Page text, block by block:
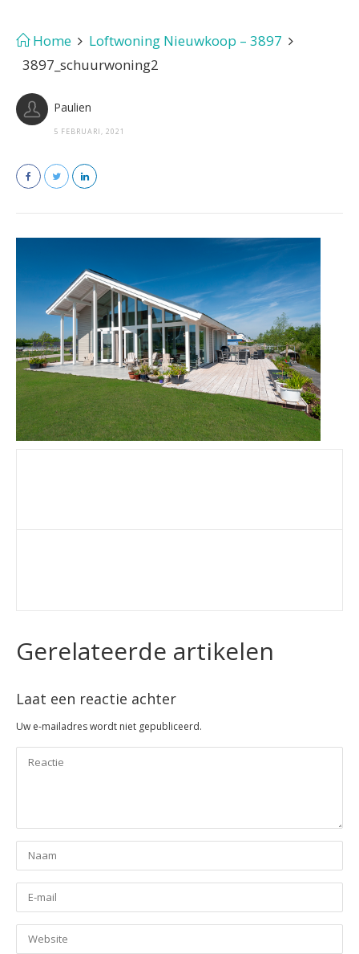
Home
Loftwoning Nieuwkoop – 3897
3897_schuurwoning2
Paulien
5 FEBRUARI, 2021
Gerelateerde artikelen
Laat een reactie achter
Uw e-mailadres wordt niet gepubliceerd.